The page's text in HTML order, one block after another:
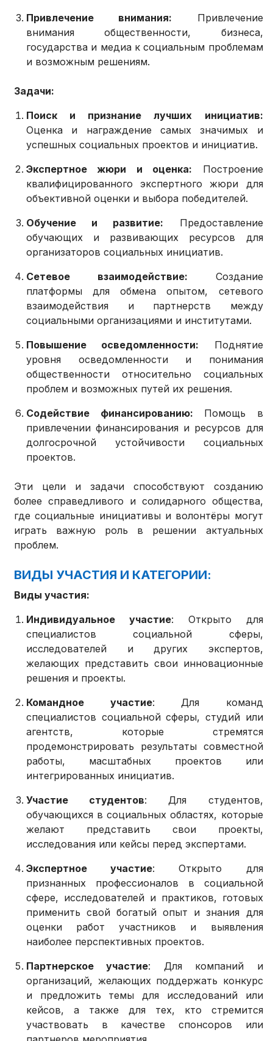
Привлечение внимания: Привлечение
внимания общественности, бизнеса,
государства и медиа к социальным проблемам
и возможным решениям.
Задачи:
Поиск и признание лучших инициатив:
Оценка и награждение самых значимых и
успешных социальных проектов и инициатив.
Экспертное жюри и оценка: Построение
квалифицированного экспертного жюри для
объективной оценки и выбора победителей.
Обучение и развитие: Предоставление
обучающих и развивающих ресурсов для
организаторов социальных инициатив.
Сетевое взаимодействие: Создание
платформы для обмена опытом, сетевого
взаимодействия и партнерств между
социальными организациями и институтами.
Повышение осведомленности: Поднятие
уровня осведомленности и понимания
общественности относительно социальных
проблем и возможных путей их решения.
Содействие финансированию: Помощь в
привлечении финансирования и ресурсов для
долгосрочной устойчивости социальных
проектов.
Эти цели и задачи способствуют созданию
более справедливого и солидарного общества,
где социальные инициативы и волонтёры могут
играть важную роль в решении актуальных
проблем.
ВИДЫ УЧАСТИЯ И КАТЕГОРИИ:
Виды участия:
Индивидуальное участие: Открыто для
специалистов социальной сферы,
исследователей и других экспертов,
желающих представить свои инновационные
решения и проекты.
Командное участие: Для команд
специалистов социальной сферы, студий или
агентств, которые стремятся
продемонстрировать результаты совместной
работы, масштабных проектов или
интегрированных инициатив.
Участие студентов: Для студентов,
обучающихся в социальных областях, которые
желают представить свои проекты,
исследования или кейсы перед экспертами.
Экспертное участие: Открыто для
признанных профессионалов в социальной
сфере, исследователей и практиков, готовых
применить свой богатый опыт и знания для
оценки работ участников и выявления
наиболее перспективных проектов.
Партнерское участие: Для компаний и
организаций, желающих поддержать конкурс
и предложить темы для исследований или
кейсов, а также для тех, кто стремится
участвовать в качестве спонсоров или